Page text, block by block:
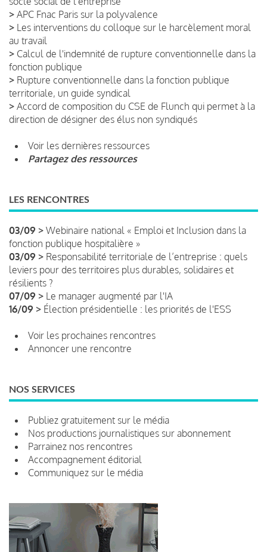
> APC Fnac Paris sur la polyvalence
> Les interventions du colloque sur le harcèlement moral
au travail
> Calcul de l'indemnité de rupture conventionnelle dans la
fonction publique
> Rupture conventionnelle dans la fonction publique
territoriale, un guide syndical
> Accord de composition du CSE de Flunch qui permet à la
direction de désigner des élus non syndiqués
Voir les dernières ressources
Partagez des ressources
LES RENCONTRES
03/09 > Webinaire national « Emploi et Inclusion dans la
fonction publique hospitalière »
03/09 > Responsabilité territoriale de l’entreprise : quels
leviers pour des territoires plus durables, solidaires et
résilients ?
07/09 > Le manager augmenté par l'IA
16/09 > Élection présidentielle : les priorités de l'ESS
Voir les prochaines rencontres
Annoncer une rencontre
NOS SERVICES
Publiez gratuitement sur le média
Nos productions journalistiques sur abonnement
Parrainez nos rencontres
Accompagnement éditorial
Communiquez sur le média